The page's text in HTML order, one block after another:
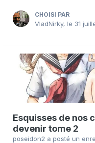
CHOISI PAR
VladNirky, le 31
Esquisses de nos
devenir tome 2
poseidon2 a posté un